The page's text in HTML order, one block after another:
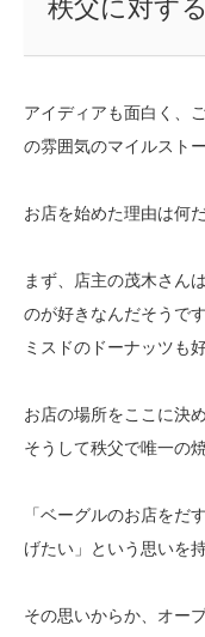
秩父に対す
アイディアも面白く、
の雰囲気のマイルストー
お店を始めた理由は何
まず、店主の茂木さん
のが好きなんだそうです
ミスドのドーナッツも
お店の場所をここに決
そうして秩父で唯一の
「ベーグルのお店をだ
げたい」という思いを
その思いからか、オー